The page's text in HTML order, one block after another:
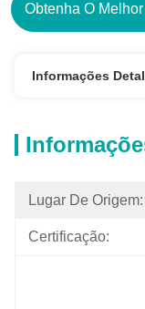
Obtenha O
Informações
Lugar De Origem:
Certificação: